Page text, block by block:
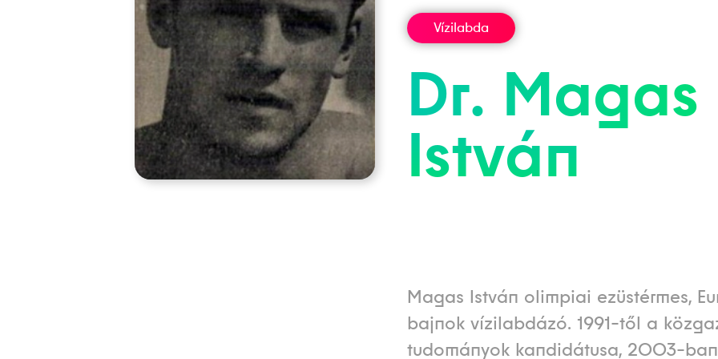
Vízilabda
Dr. Magas
István
Magas István olimpiai ezüstérmes,
bajnok vízilabdázó. 1991-től a
tudományok kandidátusa, 2003-